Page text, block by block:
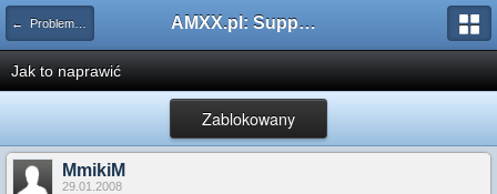
← Problemy z pluginami AMXX.pl: Support AMX Mod X i SourceMod
Jak to naprawić
Zablokowany
MmikiM
29.01.2008